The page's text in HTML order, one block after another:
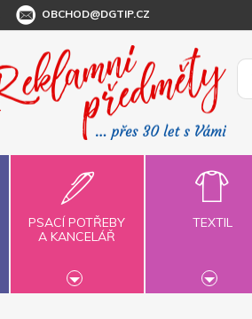
OBCHOD@DGTIP.CZ
PSACÍ POTŘEBY
A KANCELÁŘ
TEXTIL